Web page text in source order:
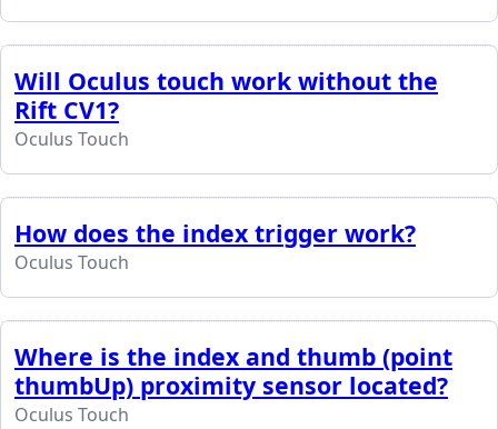
Will Oculus touch work without the
Rift CV1?
Oculus Touch
How does the index trigger work?
Oculus Touch
Where is the index and thumb (point
thumbUp) proximity sensor located?
Oculus Touch